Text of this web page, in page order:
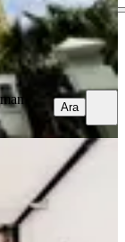
Karaaslan
Ara
3+1